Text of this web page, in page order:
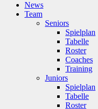
News
Team
Seniors
Spielplan
Tabelle
Roster
Coaches
Training
Juniors
Spielplan
Tabelle
Roster